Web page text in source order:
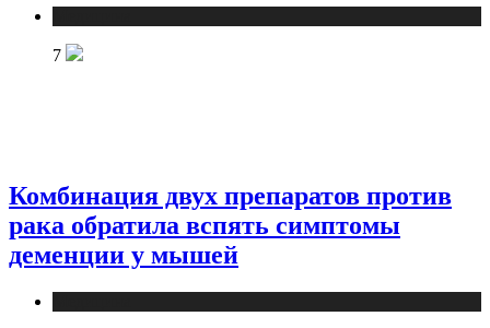
7
Комбинация двух препаратов против
рака обратила вспять симптомы
деменции у мышей